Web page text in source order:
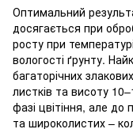
Оптимальний
досягається при
росту при
вологості ґрунту.
багаторічних
листків та висоту
фазі цвітіння, але до
та широколистих –